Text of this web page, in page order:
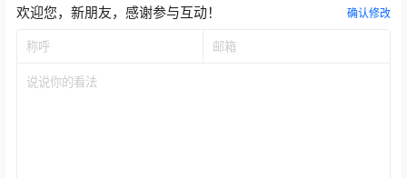
欢迎您，新朋友，感谢参与互动！ 确认修改